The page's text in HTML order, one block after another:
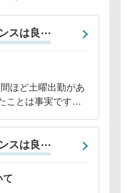
スは良⋯
ほど土曜出勤があ
ことは事実です。
間休日も116日と
弊社は有給休
スは良⋯
て